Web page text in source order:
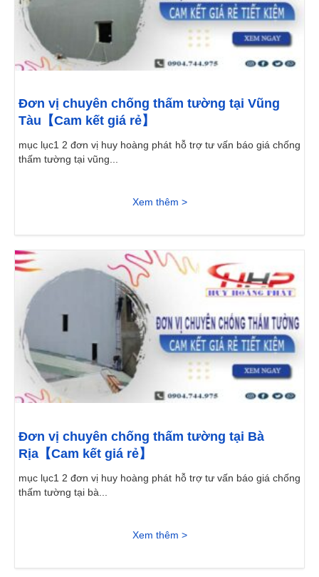
Đơn vị chuyên chống thấm tường tại Vũng
Tàu【Cam kết giá rẻ】
mục lục1 2 đơn vị huy hoàng phát hỗ trợ tư vấn báo giá chống
thấm tường tại vũng...
Xem thêm >
Đơn vị chuyên chống thấm tường tại Bà
Rịa【Cam kết giá rẻ】
mục lục1 2 đơn vị huy hoàng phát hỗ trợ tư vấn báo giá chống
thấm tường tại bà...
Xem thêm >